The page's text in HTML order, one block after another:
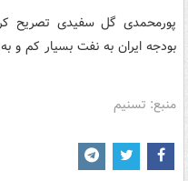
پورمحمدی گل سفیدی تصریح
بودجه ایران به نفت بسیار کم
منبع: تسنیم